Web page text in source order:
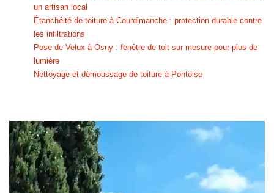
un artisan local
Étanchéité de toiture à Courdimanche : protection durable contre
les infiltrations
Pose de Velux à Osny : fenêtre de toit sur mesure pour plus de
lumière
Nettoyage et démoussage de toiture à Pontoise